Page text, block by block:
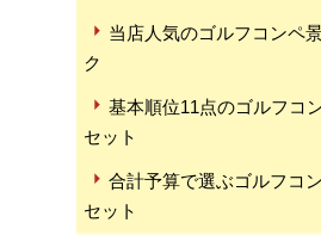
当店人気のゴルフコンペ
ク
基本順位11点のゴルフコ
セット
合計予算で選ぶゴルフコ
セット